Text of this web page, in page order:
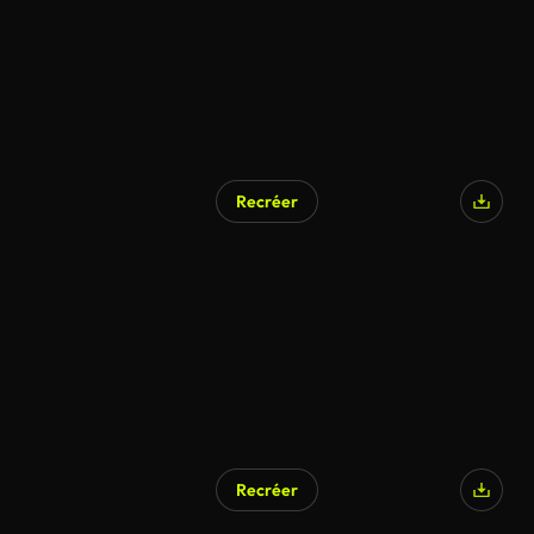
Recréer
Recréer